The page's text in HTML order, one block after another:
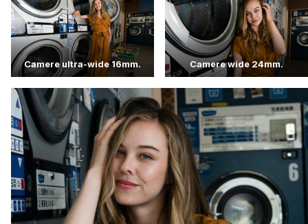
Camere ultra-wide 16mm. Camere wide 24mm.